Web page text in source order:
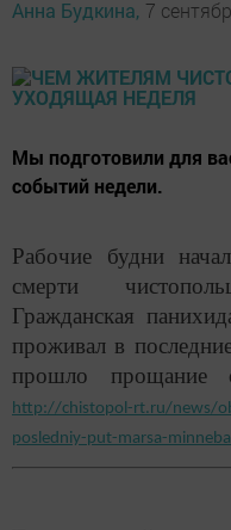
Анна Будкина, 7
Мы подготовили для
событий недели.
Рабочие будни
смерти
Гражданская
проживал в
прошло прощание
http://chistopol-rt.ru/news/
posledniy-put-marsa-